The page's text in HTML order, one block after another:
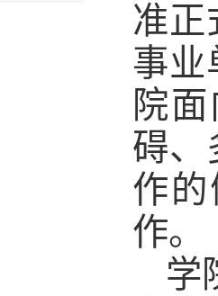
准正
事业
院
碍、
作
作。
学